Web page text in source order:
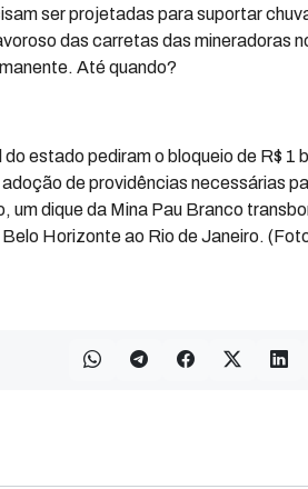
ser projetadas para suportar
das carretas das mineradoras
Até quando?
estado pediram o bloqueio de R$ 1
de providências necessárias
um dique da Mina Pau Branco
Horizonte ao Rio de Janeiro.